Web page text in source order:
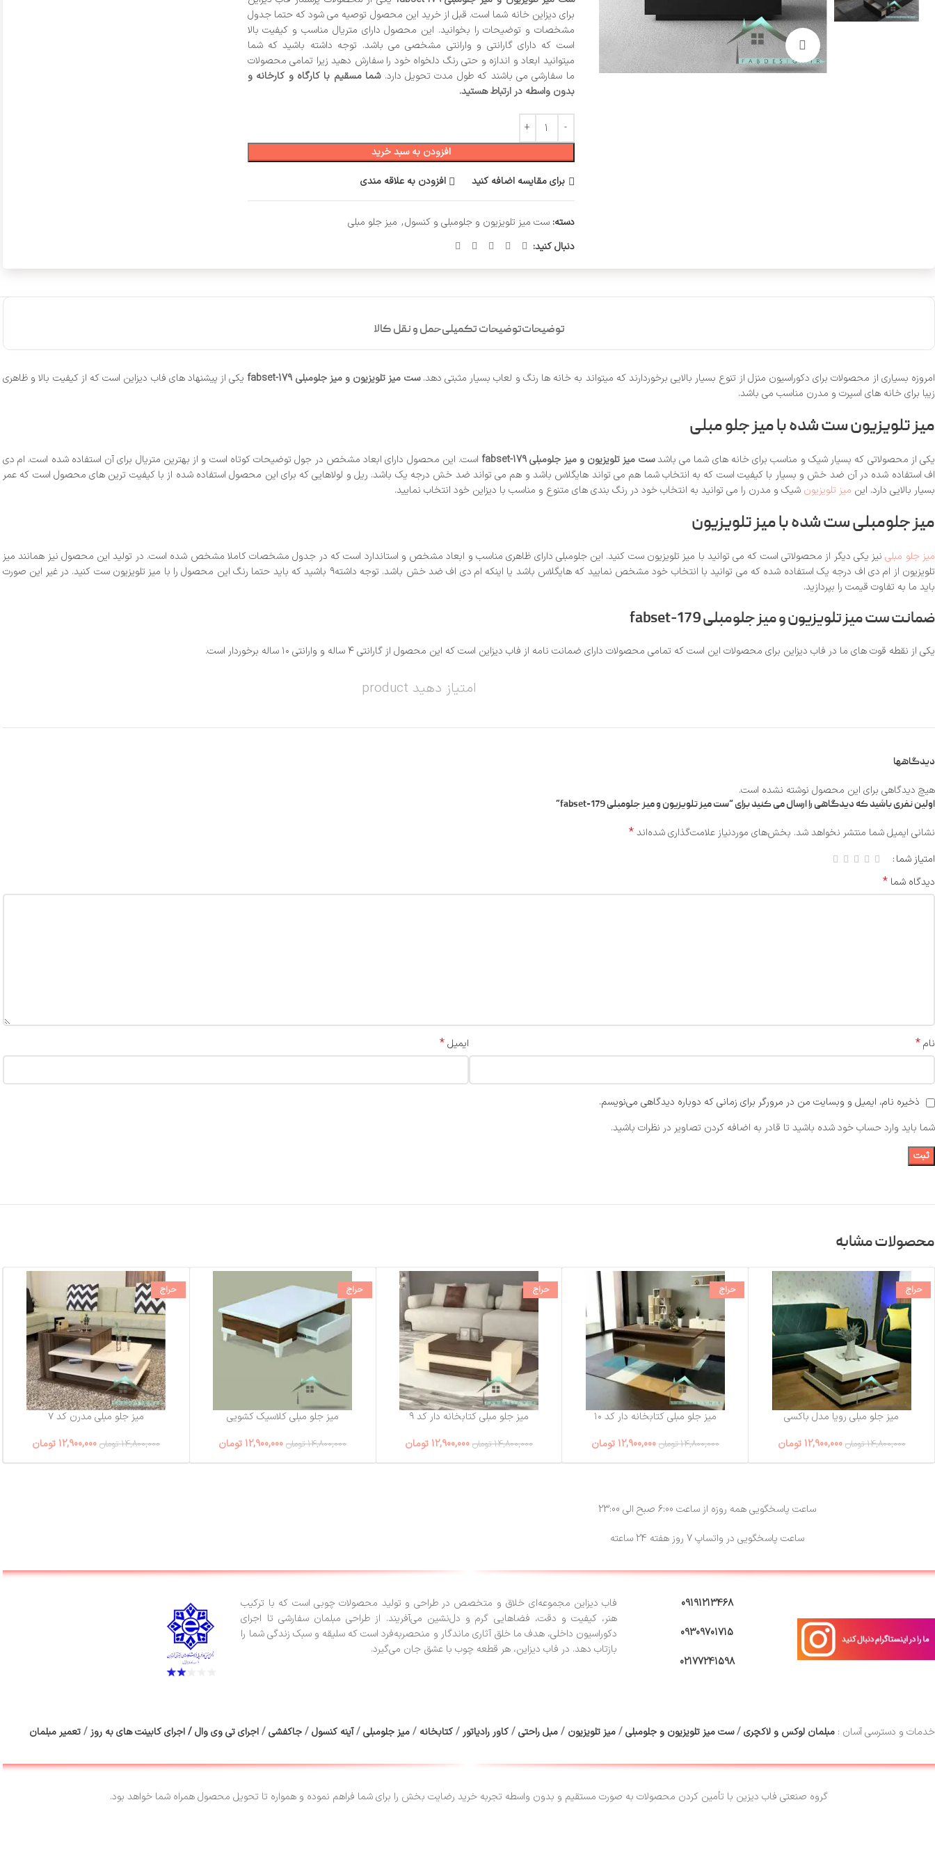
بزرگنمایی تصویر
برای دیزاین خانه شما است. قبل از خرید این محصول توصیه می شود که حتما جدول
مشخصات و توضیحات را بخوانید. این محصول دارای متریال مناسب و کیفیت بالا
است که دارای گارانتی و وارانتی مشخصی می باشد. توجه داشته باشید که شما
میتوانید ابعاد و اندازه و حتی رنگ دلخواه خود را سفارش دهید زیرا تمامی محصولات
ما سفارشی می باشند که طول مدت تحویل دارد.شما مسقیم با کارگاه و کارخانه و
بدون واسطه در ارتباط هستید.
افزودن به سبد خرید
برای مقایسه اضافه کنید
افزودن به علاقه مندی
دسته: ست میز تلویزیون و جلومبلی و کنسول, میز جلو مبلی
دنبال کنید:
توضیحاتتوضیحات تکمیلیحمل و نقل کالا
امروزه بسیاری از محصولات برای دکوراسیون منزل از تنوع بسیار بالایی برخوردارند که میتواند به خانه ها رنگ و لعاب بسیار مثبتی دهد.ست میز تلویزیون و میز جلومبلی fabset-179
یکی از پیشنهاد های فاب دیزاین است که از کیفیت بالا و ظاهری
زیبا برای خانه های اسپرت و مدرن مناسب می باشد.
میز تلویزیون ست شده با میز جلو مبلی
یکی از محصولاتی که بسیار شیک و مناسب برای خانه های شما می باشدست میز تلویزیون و میز جلومبلی fabset-179
است. این محصول دارای ابعاد مشخص در جول توضیحات کوتاه است و از بهترین متریال برای آن استفاده شده است. ام دی
اف استفاده شده در آن ضد خش و بسیار با کیفیت است که به انتخاب شما هم می تواند هایگلاس باشد و هم می تواند ضد خش درجه یک باشد. ریل و لولاهایی که برای این محصول استفاده شده از با کیفیت ترین های محصول است که عمر
بسیار بالایی دارد. این میز تلویزیون شیک و مدرن را می توانید به انتخاب خود در رنگ بندی های متنوع و مناسب با دیزاین خود انتخاب نمایید.
میز جلومبلی ست شده با میز تلویزیون
میز جلو مبلینیز یکی دیگر از محصولاتی است که می توانید با میز تلویزیون ست کنید. این جلومبلی دارای ظاهری مناسب و ابعاد مشخص و استاندارد است که در جدول مشخصات کاملا مشخص شده است. در تولید این محصول نیز همانند میز
تلویزیون از ام دی اف درجه یک استفاده شده که می توانید با انتخاب خود مشخص نمایید که هایگلاس باشد یا اینکه ام دی اف ضد خش باشد. توجه داشته۹ باشید که باید حتما رنگ این محصول را با میز تلویزیون ست کنید. در غیر این صورت
باید ما به تفاوت قیمت را بپردازید.
ضمانتست میز تلویزیون و میز جلومبلی fabset-179
یکی از نقطه قوت های ما در فاب دیزاین برای محصولات این است که تمامی محصولات دارای ضمانت نامه از فاب دیزاین است که این محصول از گارانتی ۴ ساله و وارانتی ۱۰ ساله برخوردار است.
امتیاز دهید product
دیدگاهها
هیچ دیدگاهی برای این محصول نوشته نشده است.
اولین نفری باشید که دیدگاهی را ارسال می کنید برای “ست میز تلویزیون و میز جلومبلی fabset-179”
نشانی ایمیل شما منتشر نخواهد شد. بخش‌های موردنیاز علامت‌گذاری شده‌اند*
امتیاز شما
دیدگاه شما *
نام* ایمیل*
ذخیره نام، ایمیل و وبسایت من در مرورگر برای زمانی که دوباره دیدگاهی می‌نویسم.
شما باید وارد حساب خود شده باشید تا قادر به اضافه کردن تصاویر در نظرات باشید.
محصولات مشابه
حراج
میز جلو مبلی رویا مدل باکسی
14,800,000 تومان 12,900,000 تومان
حراج
میز جلو مبلی کتابخانه دار کد ۱۰
14,800,000 تومان 12,900,000 تومان
حراج
میز جلو مبلی کتابخانه دار کد ۹
14,800,000 تومان 12,900,000 تومان
حراج
میز جلو مبلی کلاسیک کشویی
14,800,000 تومان 12,900,000 تومان
حراج
میز جلو مبلی مدرن کد ۷
14,800,000 تومان 12,900,000 تومان
ساعت پاسخگویی همه روزه از ساعت 6:00 صبح الی 23:00
ساعت پاسخگویی در واتساپ 7 روز هفته 24 ساعته
فاب دیزاین مجموعه‌ای خلاق و متخصص در طراحی و تولید محصولات چوبی است که با ترکیب
هنر، کیفیت و دقت، فضاهایی گرم و دل‌نشین می‌آفریند. از طراحی مبلمان سفارشی تا اجرای
دکوراسیون داخلی، هدف ما خلق آثاری ماندگار و منحصربه‌فرد است که سلیقه و سبک زندگی شما را
بازتاب دهد. در فاب دیزاین، هر قطعه چوب با عشق جان می‌گیرد.
09191213468
09309701715
02177241598
خدمات و دسترسی آسان : مبلمان لوکس و لاکچری/ست میز تلویزیون و جلومبلی/میز تلویزیون /مبل راحتی/کاور رادیاتور /کتابخانه /میز جلومبلی/آینه کنسول/جاکفشی/اجرای تی وی وال/اجرای کابینت های به روز /تعمیر مبلمان
گروه صنعتی فاب دیزین با تأمین کردن محصولات به صورت مستقیم و بدون واسطه تجربه خرید رضایت بخش را برای شما فراهم نموده و همواره تا تحویل محصول همراه شما خواهد بود.